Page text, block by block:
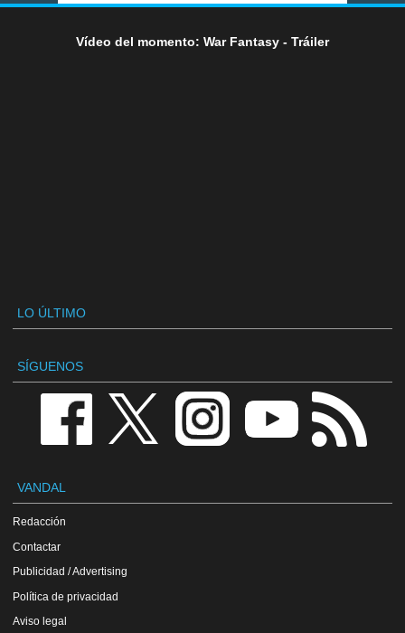
Vídeo del momento: War Fantasy - Tráiler
LO ÚLTIMO
SÍGUENOS
VANDAL
Redacción
Contactar
Publicidad / Advertising
Política de privacidad
Aviso legal